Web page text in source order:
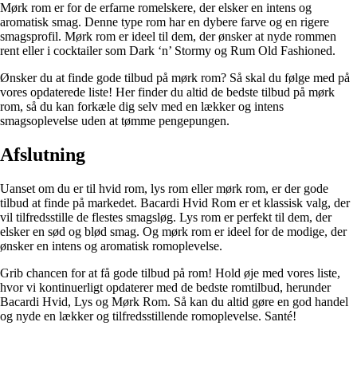
Mørk rom er for de erfarne romelskere, der elsker en intens og
aromatisk smag. Denne type rom har en dybere farve og en rigere
smagsprofil. Mørk rom er ideel til dem, der ønsker at nyde rommen
rent eller i cocktailer som Dark ‘n’ Stormy og Rum Old Fashioned.
Ønsker du at finde gode tilbud på mørk rom? Så skal du følge med på
vores opdaterede liste! Her finder du altid de bedste tilbud på mørk
rom, så du kan forkæle dig selv med en lækker og intens
smagsoplevelse uden at tømme pengepungen.
Afslutning
Uanset om du er til hvid rom, lys rom eller mørk rom, er der gode
tilbud at finde på markedet. Bacardi Hvid Rom er et klassisk valg, der
vil tilfredsstille de flestes smagsløg. Lys rom er perfekt til dem, der
elsker en sød og blød smag. Og mørk rom er ideel for de modige, der
ønsker en intens og aromatisk romoplevelse.
Grib chancen for at få gode tilbud på rom! Hold øje med vores liste,
hvor vi kontinuerligt opdaterer med de bedste romtilbud, herunder
Bacardi Hvid, Lys og Mørk Rom. Så kan du altid gøre en god handel
og nyde en lækker og tilfredsstillende romoplevelse. Santé!